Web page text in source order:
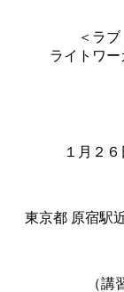
＜ラ
ライトワ
１月２
東京都 原宿駅
（講